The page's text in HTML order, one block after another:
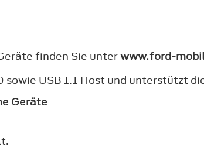
finden Sie unterwww.ford-
USB 1.1 Host und unterstützt
Geräte